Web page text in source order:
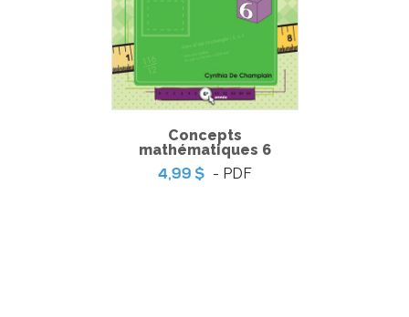
6,99 $
PDF
Concepts
mathématiques 6
4,99 $ - PDF